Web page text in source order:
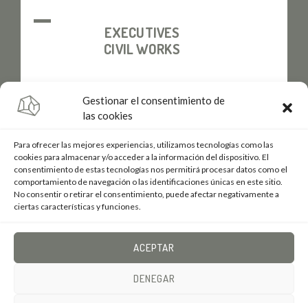
Gestionar el consentimiento de
las cookies
Para ofrecer las mejores experiencias, utilizamos tecnologías como las
cookies para almacenar y/o acceder a la información del dispositivo. El
consentimiento de estas tecnologías nos permitirá procesar datos como el
comportamiento de navegación o las identificaciones únicas en este sitio.
No consentir o retirar el consentimiento, puede afectar negativamente a
ciertas características y funciones.
ACEPTAR
DENEGAR
EXECUTIVES
CIVIL WORKS